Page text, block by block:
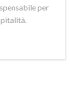
per